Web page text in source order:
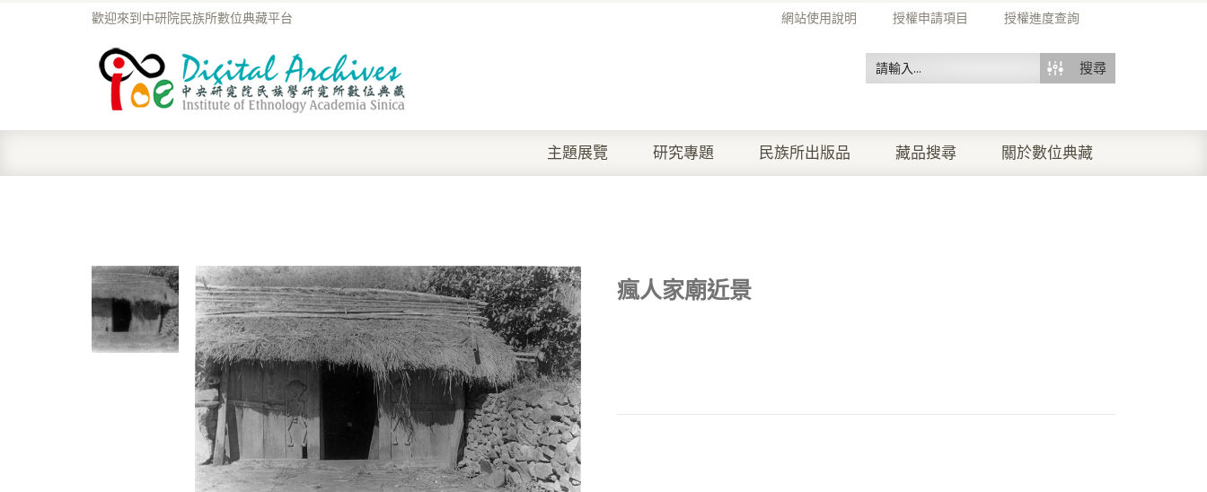
網站使用說明 授權申請項目 授權進度查詢
歡迎來到中研院民族所數位典藏平台
搜尋
主題展覽 研究專題 民族所出版品 藏品搜尋 關於數位典藏
瘋人家廟近景